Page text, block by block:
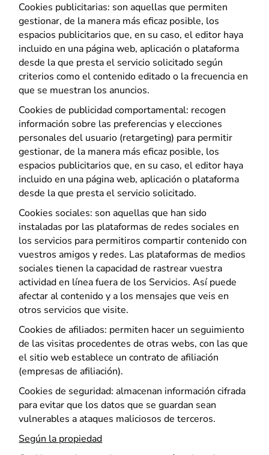
Cookies publicitarias: son aquellas que permiten
gestionar, de la manera más eficaz posible, los
espacios publicitarios que, en su caso, el editor haya
incluido en una página web, aplicación o plataforma
desde la que presta el servicio solicitado según
criterios como el contenido editado o la frecuencia en
que se muestran los anuncios.
Cookies de publicidad comportamental: recogen
información sobre las preferencias y elecciones
personales del usuario (retargeting) para permitir
gestionar, de la manera más eficaz posible, los
espacios publicitarios que, en su caso, el editor haya
incluido en una página web, aplicación o plataforma
desde la que presta el servicio solicitado.
Cookies sociales: son aquellas que han sido
instaladas por las plataformas de redes sociales en
los servicios para permitiros compartir contenido con
vuestros amigos y redes. Las plataformas de medios
sociales tienen la capacidad de rastrear vuestra
actividad en línea fuera de los Servicios. Así puede
afectar al contenido y a los mensajes que veis en
otros servicios que visite.
Cookies de afiliados: permiten hacer un seguimiento
de las visitas procedentes de otras webs, con las que
el sitio web establece un contrato de afiliación
(empresas de afiliación).
Cookies de seguridad: almacenan información cifrada
para evitar que los datos que se guardan sean
vulnerables a ataques maliciosos de terceros.
Según la propiedad
Marketing
Al compartir sus
intereses y
comportamiento
mientras visita
nuestro sitio,
aumenta sus
posibilidades de
ver ofertas y
contenido
personalizado.